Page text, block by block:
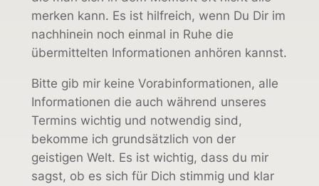
merken kann. Es ist hilfreich, wenn Du Dir im
nachhinein noch einmal in Ruhe die
übermittelten Informationen anhören kannst.
Bitte gib mir keine Vorabinformationen, alle
Informationen die auch während unseres
Termins wichtig und notwendig sind,
bekomme ich grundsätzlich von der
geistigen Welt. Es ist wichtig, dass du mir
sagst, ob es sich für Dich stimmig und klar